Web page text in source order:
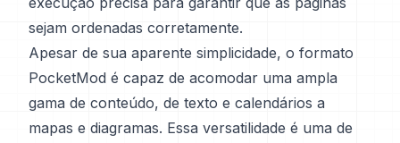
sejam ordenadas corretamente.
Apesar de sua aparente simplicidade, o formato
PocketMod é capaz de acomodar uma ampla
gama de conteúdo, de texto e calendários a
mapas e diagramas. Essa versatilidade é uma de